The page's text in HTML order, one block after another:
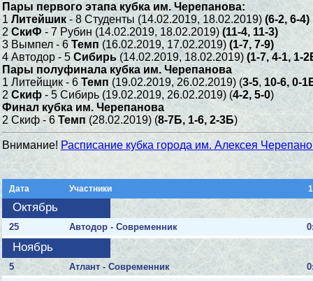
Пары первого этапа кубка им. Черепанова:
1 Литейшик - 8 Студенты (14.02.2019, 18.02.2019) (6-2, 6-4)
2 СкиФ - 7 Рубин (14.02.2019, 18.02.2019) (11-4, 11-3)
3 Вымпел - 6 Темп (16.02.2019, 17.02.2019) (1-7, 7-9)
4 Автодор - 5 Сибирь(14.02.2019, 18.02.2019)(1-7, 4-1, 1-
Пары полуфинала кубка им. Черепанова
1 Литейщик - 6 Темп (19.02.2019, 26.02.2019) (3-5, 10-6, 0-
2 Скиф - 5 Сибирь (19.02.2019, 26.02.2019) (4-2, 5-0)
Финал кубка им. Черепанова
2 Скиф - 6 Темп (28.02.2019) (8-7Б, 1-6, 2-3Б)
Внимание! Расписание кубка города им. Алексея
Дата Участники
Октябрь
25 Автодор - Современник
Ноябрь
5 Атлант - Современник